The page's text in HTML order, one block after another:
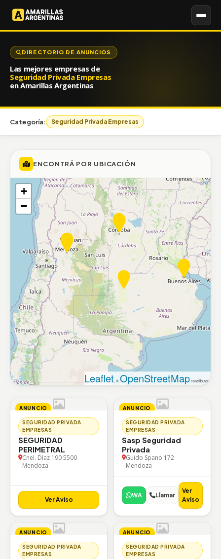
DIRECTORIO DE ANUNCIOS
Las mejores empresas de
Seguridad Privada Empresas
en Amarillas Argentinas
Categoría: Seguridad Privada Empresas
ENCONTRÁ POR UBICACIÓN
+
−
Leaflet , ©OpenStreetMapcontributors
ANUNCIO
SEGURIDAD PRIVADA
EMPRESAS
SEGURIDAD
PERIMETRAL
Cnel. Díaz 190 5500
Mendoza
Ver Aviso
ANUNCIO
SEGURIDAD PRIVADA
EMPRESAS
Sasp Seguridad
Privada
Guido Spano 172
Mendoza
WA Llamar
Ver
Aviso
ANUNCIO
SEGURIDAD PRIVADA
EMPRESAS
ANUNCIO
SEGURIDAD PRIVADA
EMPRESAS